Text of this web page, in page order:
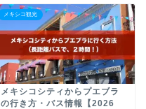
メキシコ観光
メキシコシティからプエブラ
の行き方・バス情報【2026